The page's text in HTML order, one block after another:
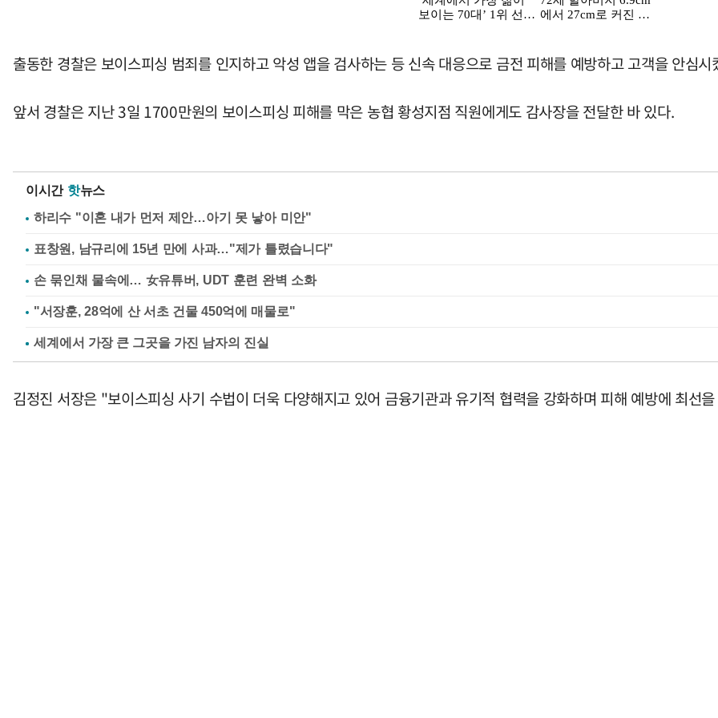
출동한 경찰은 보이스피싱 범죄를 인지하고 악성 앱을 검사하는 등 신속 대응으로 금전 피해를 예방하고 고객을 안심시
앞서 경찰은 지난 3일 1700만원의 보이스피싱 피해를 막은 농협 황성지점 직원에게도 감사장을 전달한 바 있다.
이시간 핫뉴스
하리수 "이혼 내가 먼저 제안…아기 못 낳아 미안"
표창원, 남규리에 15년 만에 사과…"제가 틀렸습니다"
손 묶인채 물속에… 女유튜버, UDT 훈련 완벽 소화
"서장훈, 28억에 산 서초 건물 450억에 매물로"
김정진 서장은 "보이스피싱 사기 수법이 더욱 다양해지고 있어 금융기관과 유기적 협력을 강화하며 피해 예방에 최선